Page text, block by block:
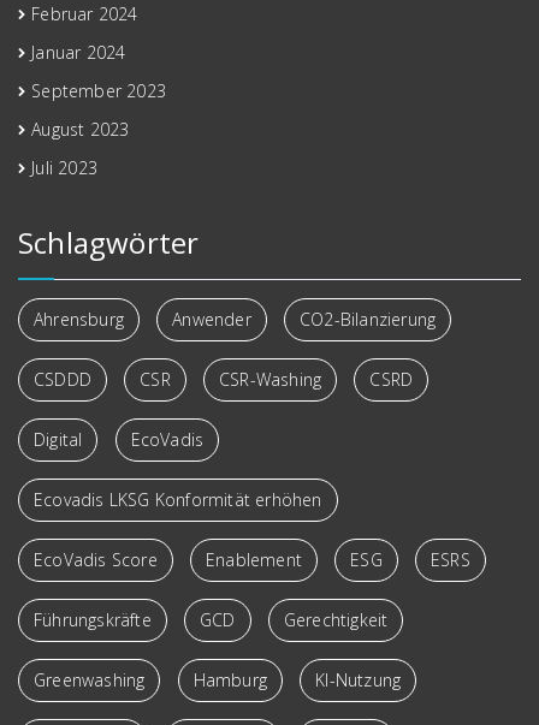
Februar 2024
Januar 2024
September 2023
August 2023
Juli 2023
Schlagwörter
Ahrensburg Anwender CO2-Bilanzierung
CSDDD CSR CSR-Washing CSRD
Digital EcoVadis
Ecovadis LKSG Konformität erhöhen
EcoVadis Score Enablement ESG ESRS
Führungskräfte GCD Gerechtigkeit
Greenwashing Hamburg KI-Nutzung